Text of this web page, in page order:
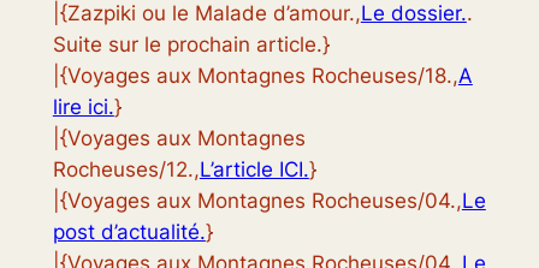
|{Zazpiki ou le Malade d’amour.,Le dossier..
Suite sur le prochain article.}
|{Voyages aux Montagnes Rocheuses/18.,A
lire ici.}
|{Voyages aux Montagnes
Rocheuses/12.,L’article ICI.}
|{Voyages aux Montagnes Rocheuses/04.,Le
post d’actualité.}